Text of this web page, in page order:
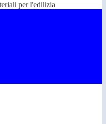
per l'edilizia